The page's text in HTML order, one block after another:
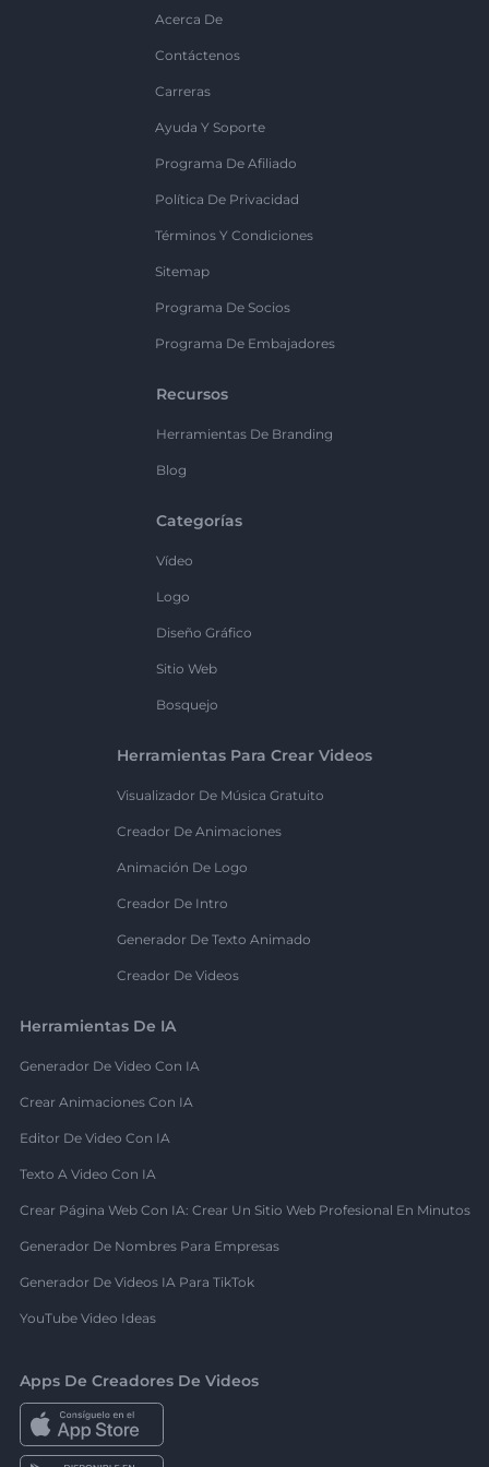
Acerca De
Contáctenos
Carreras
Ayuda Y Soporte
Programa De Afiliado
Política De Privacidad
Términos Y Condiciones
Sitemap
Programa De Socios
Programa De Embajadores
Recursos
Herramientas De Branding
Blog
Categorías
Vídeo
Logo
Diseño Gráfico
Sitio Web
Bosquejo
Herramientas Para Crear Videos
Visualizador De Música Gratuito
Creador De Animaciones
Animación De Logo
Creador De Intro
Generador De Texto Animado
Creador De Videos
Herramientas De IA
Generador De Video Con IA
Crear Animaciones Con IA
Editor De Video Con IA
Texto A Video Con IA
Crear Página Web Con IA: Crear Un Sitio Web Profesional En Minutos
Generador De Nombres Para Empresas
Generador De Videos IA Para TikTok
YouTube Video Ideas
Apps De Creadores De Videos